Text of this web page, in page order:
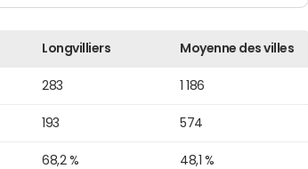
Longvilliers Moyenne des villes
283 1 186
193 574
68,2 % 48,1 %